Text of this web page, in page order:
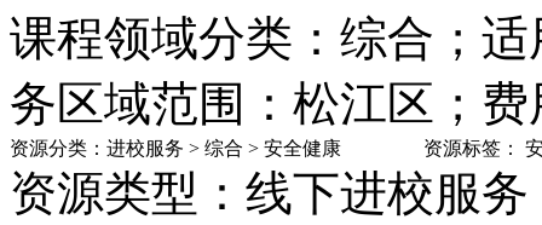
课程领域分类：综合；
务区域范围：松江区；
资源分类： 进校服务 > 综合 > 安全健康 资源标签：
资源类型：线下进校服务